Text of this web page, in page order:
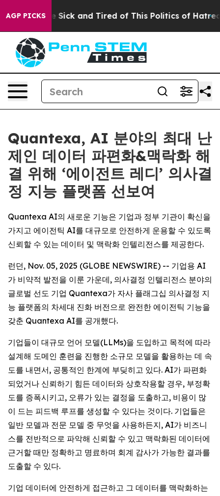
AGP PICKS
Are Sick and Tired of This Politics of Hatred” The
Quantexa, AI 분야의 최대 난
제인 데이터 파편화&맥락화 해
결 위해 ‘에이전트 레디’ 의사결
정 지능 플랫폼 선보여
Quantexa AI의 새로운 기능은 기업과 정부 기관이 확신을
가지고 에이전틱 AI를 대규모로 안전하게 운용할 수 있도록
신뢰할 수 있는 데이터 및 맥락화 인텔리전스를 제공한다.
런던, Nov. 05, 2025 (GLOBE NEWSWIRE) -- 기업용 AI
가 비약적 발전을 이룬 가운데, 의사결정 인텔리전스 분야의
글로벌 선도 기업 Quantexa가 자사 플래그십 의사결정 지
능 플랫폼의 차세대 진화 버전으로 완전한 에이전틱 기능을
갖춘 Quantexa AI를 공개했다.
기업들이 대규모 언어 모델(LLMs)을 도입하고 목적에 따라
설계해 도메인 훈련을 진행한 소규모 모델을 활용하는 데 속
도를 내면서, 공통적인 한계에 부딪히고 있다. AI가 파편화
되었거나 신뢰하기 힘든 데이터와 상호작용할 경우, 부정확
도를 증폭시키고, 오류가 있는 결정을 도출하고, 비용이 많
이 드는 피드백 루프를 생성할 수 있다는 것이다. 기업들은
일반 모델과 전문 모델 중 무엇을 사용하든지, AI가 비즈니
스를 전반적으로 파악해 신뢰할 수 있고 맥락화된 데이터에
근거할 때만 정확하고 명료하며 회계 감사가 가능한 결과를
도출할 수 있다.
기업 데이터에 안전하게 접근하고 그 데이터를 맥락화하는